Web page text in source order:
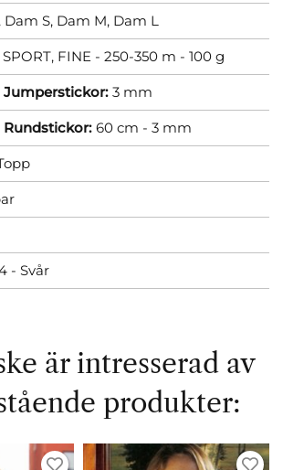
Dam S, Dam M, Dam L
SPORT, FINE - 250-350 m - 100 g
Jumperstickor: 3 mm
Rundstickor: 60 cm - 3 mm
- Svår
är intresserad av
produkter: